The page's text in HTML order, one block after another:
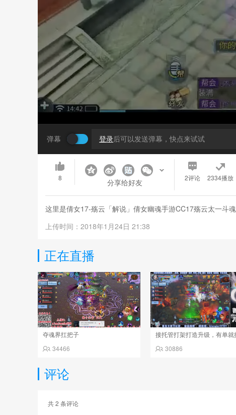
弹幕 登录后可以发送弹幕，快点来试试
8 分享给好友 2评论 2334播放
这里是倩女17-殇云「解说」倩女幽魂手游CC17殇云太一斗
上传时间：2018年1月24日 21:38
正在直播
夺魂界扛把子
34466
接托管打架打造升级，有单就
30886
评论
共2 条评论